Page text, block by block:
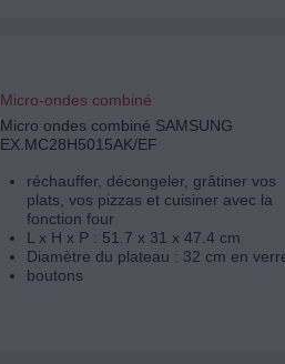
Micro-ondes combiné
Micro ondes combiné SAMSUNG
EX.MC28H5015AK/EF
réchauffer, décongeler, grâtiner vos
plats, vos pizzas et cuisiner avec la
fonction four
L x H x P : 51.7 x 31 x 47.4 cm
Diamètre du plateau : 32 cm en
boutons